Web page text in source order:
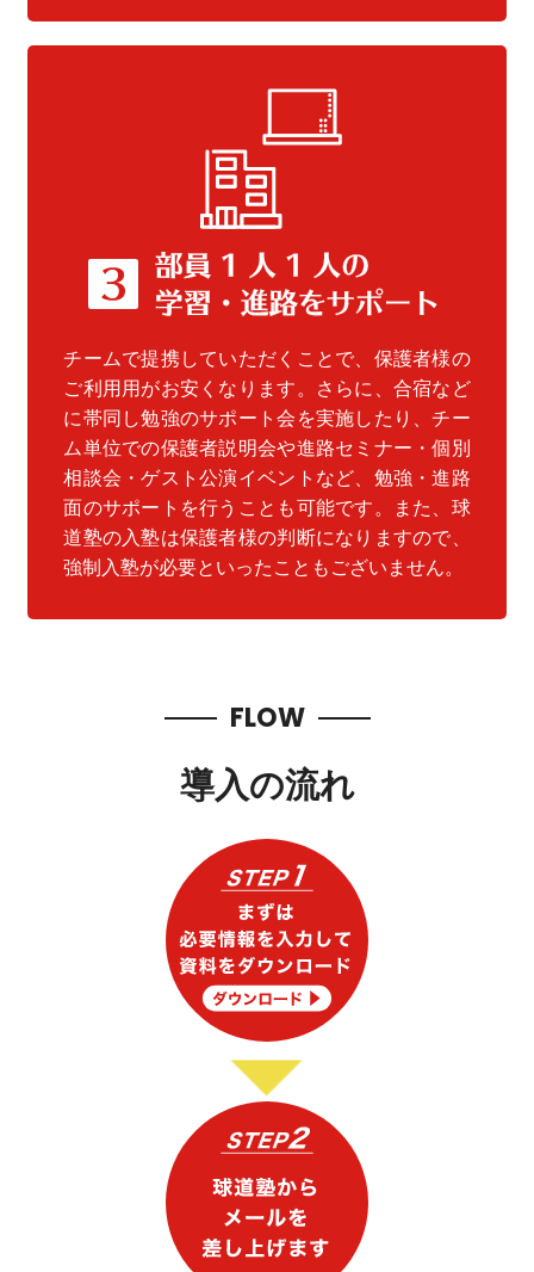
チームで提携していただくことで、保護者様の
ご利用用がお安くなります。さらに、合宿など
に帯同し勉強のサポート会を実施したり、チー
ム単位での保護者説明会や進路セミナー・個別
相談会・ゲスト公演イベントなど、勉強・進路
面のサポートを行うことも可能です。また、球
道塾の入塾は保護者様の判断になりますので、
強制入塾が必要といったこともございません。
FLOW
導入の流れ